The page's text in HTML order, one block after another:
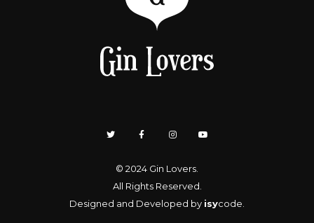
© 2024 Gin Lovers
All Rights Reserved.
Designed and Developed by isycode